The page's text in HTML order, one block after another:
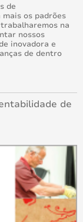
de
os padrões
na
nossos
inovadora e
de dentro
de